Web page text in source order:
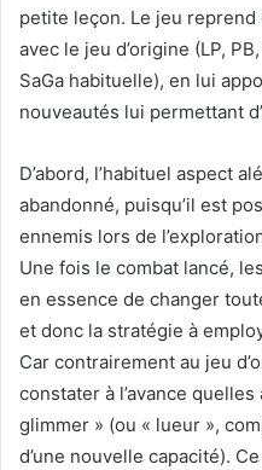
petite leçon. Le jeu
avec le jeu d’origine (LP,
SaGa habituelle), en lui
nouveautés lui permettant
D’abord, l’habituel aspect
abandonné, puisqu’il est
ennemis lors de
Une fois le combat lancé,
en essence de changer
et donc la stratégie à
Car contrairement au jeu
constater à l’avance
glimmer » (ou « lueur »,
d’une nouvelle capacité).